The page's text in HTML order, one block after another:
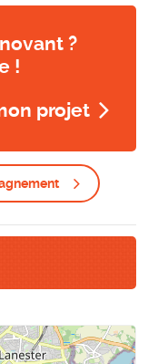
?
!
projet